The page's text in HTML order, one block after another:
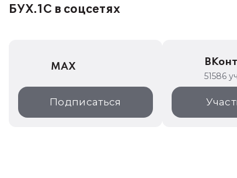
БУХ.1С в соцсетях
MAX
Подписаться
51586